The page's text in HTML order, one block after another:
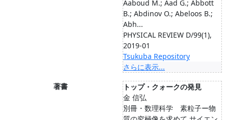
Aaboud M.; Aad G.; Abbott
B.; Abdinov O.; Abeloos B.;
Abh...
PHYSICAL REVIEW D/99(1),
2019-01
Tsukuba Repository
さらに表示...
著書
トップ・クォークの発見
金 信弘
別冊・数理科学 素粒子ー物